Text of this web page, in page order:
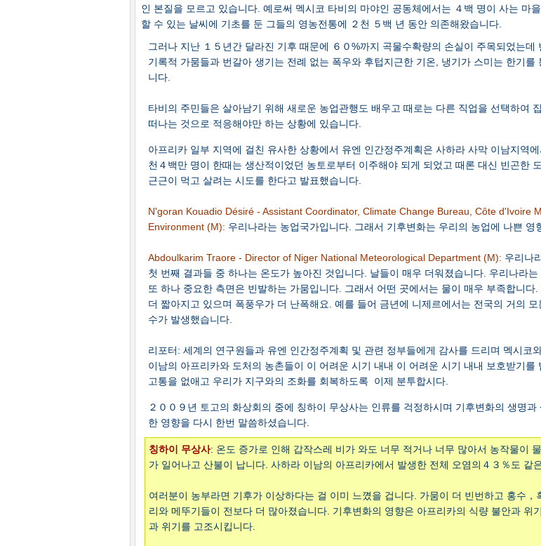
인 본질을 모르고 있습니다. 예로써 멕시코 타비의 마야인 공동체에서는 ４백 명이 사는 마
할 수 있는 날씨에 기초를 둔 그들의 영농전통에 ２천 ５백 년 동안 의존해왔습니다.
그러나 지난 １５년간 달라진 기후 때문에 ６０%까지 곡물수확량의 손실이 주목되었는데
기록적 가뭄들과 번갈아 생기는 전례 없는 폭우와 후텁지근한 기온, 냉기가 스미는 한기를
니다.
타비의 주민들은 살아남기 위해 새로운 농업관행도 배우고 때로는 다른 직업을 선택하여
떠나는 것으로 적응해야만 하는 상황에 있습니다.
아프리카 일부 지역에 걸친 유사한 상황에서 유엔 인간정주계획은 사하라 사막 이남지역에
천４백만 명이 한때는 생산적이었던 농토로부터 이주해야 되게 되었고 때론 대신 빈곤한
근근이 먹고 살려는 시도를 한다고 발표했습니다.
N'goran Kouadio Désiré - Assistant Coordinator, Climate Change Bureau, Côte d'Ivoire
Environment (M): 우리나라는 농업국가입니다. 그래서 기후변화는 우리의 농업에 나쁜 영
Abdoulkarim Traore - Director of Niger National Meteorological Department (M): 우리나
첫 번째 결과들 중 하나는 온도가 높아진 것입니다. 날들이 매우 더워졌습니다. 우리나라는
또 하나 중요한 측면은 빈발하는 가뭄입니다. 그래서 어떤 곳에서는 물이 매우 부족합니다.
더 짧아지고 있으며 폭풍우가 더 난폭해요. 예를 들어 금년에 니제르에서는 전국의 거의 모
수가 발생했습니다.
리포터: 세계의 연구원들과 유엔 인간정주계획 및 관련 정부들에게 감사를 드리며 멕시코
이남의 아프리카와 도처의 농촌들이 이 어려운 시기 내내 이 어려운 시기 내내 보호받기를
고통을 없애고 우리가 지구와의 조화를 회복하도록 이제 분투합시다.
２００９년 토고의 화상회의 중에 칭하이 무상사는 인류를 걱정하시며 기후변화의 생명과
한 영향을 다시 한번 말씀하셨습니다.
칭하이 무상사: 온도 증가로 인해 갑작스레 비가 와도 너무 적거나 너무 많아서 농작물이
가 일어나고 산불이 납니다. 사하라 이남의 아프리카에서 발생한 전체 오염의４３％도 같
여러분이 농부라면 기후가 이상하다는 걸 이미 느꼈을 겁니다. 가뭄이 더 빈번하고 홍수，
리와 메뚜기들이 전보다 더 많아졌습니다. 기후변화의 영향은 아프리카의 식량 불안과 위
과 위기를 고조시킵니다.